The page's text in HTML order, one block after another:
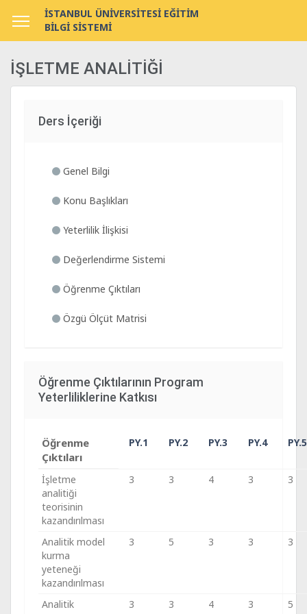
İSTANBUL ÜNİVERSİTESİ EĞİTİM
BİLGİ SİSTEMİ
İŞLETME ANALİTİĞİ
Ders İçeriği
Genel Bilgi
Konu Başlıkları
Yeterlilik İlişkisi
Değerlendirme Sistemi
Öğrenme Çıktıları
Özgü Ölçüt Matrisi
Öğrenme Çıktılarının Program
Yeterliliklerine Katkısı
Öğrenme
Çıktıları
PY.1 PY.2 PY.3 PY.4 PY.5
İşletme
analitiği
teorisinin
kazandırılması
3 3 4 3 3
Analitik model
kurma
yeteneği
kazandırılması
3 5 3 3 3
Analitik
3 3 4 3 5